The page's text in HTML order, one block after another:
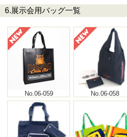
6.展示会用バッグ一覧
No.06-059 No.06-058